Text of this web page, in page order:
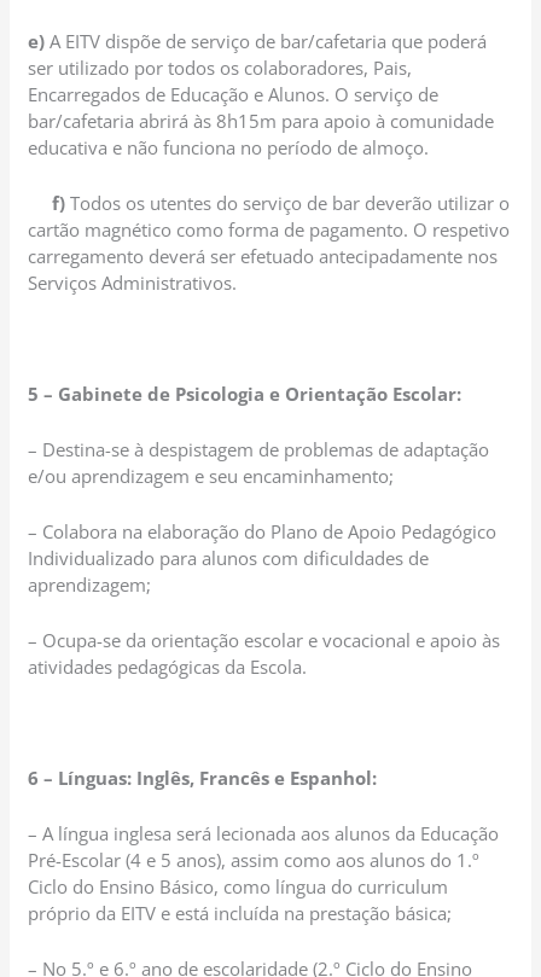
e) A EITV dispõe de serviço de bar/cafetaria que poderá
ser utilizado por todos os colaboradores, Pais,
Encarregados de Educação e Alunos. O serviço de
bar/cafetaria abrirá às 8h15m para apoio à comunidade
educativa e não funciona no período de almoço.
f) Todos os utentes do serviço de bar deverão utilizar o
cartão magnético como forma de pagamento. O respetivo
carregamento deverá ser efetuado antecipadamente nos
Serviços Administrativos.
5 – Gabinete de Psicologia e Orientação Escolar:
– Destina-se à despistagem de problemas de adaptação
e/ou aprendizagem e seu encaminhamento;
– Colabora na elaboração do Plano de Apoio Pedagógico
Individualizado para alunos com dificuldades de
aprendizagem;
– Ocupa-se da orientação escolar e vocacional e apoio às
atividades pedagógicas da Escola.
6 – Línguas: Inglês, Francês e Espanhol:
– A língua inglesa será lecionada aos alunos da Educação
Pré-Escolar (4 e 5 anos), assim como aos alunos do 1.º
Ciclo do Ensino Básico, como língua do curriculum
próprio da EITV e está incluída na prestação básica;
– No 5.º e 6.º ano de escolaridade (2.º Ciclo do Ensino